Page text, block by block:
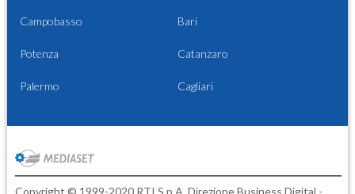
Campobasso Bari
Potenza Catanzaro
Palermo Cagliari
Copyright © 1999-2020 RTI S.p.A. Direzione Business Digital -